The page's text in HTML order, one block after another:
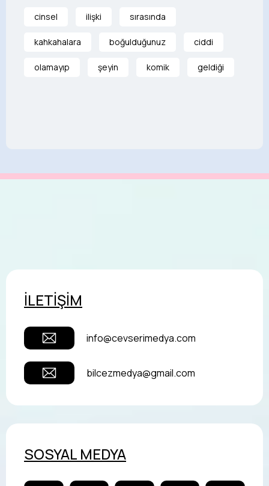
cinsel ilişki sırasında
kahkahalara boğulduğunuz ciddi
olamayıp şeyin komik geldiği
İLETİŞİM
info@cevserimedya.com
bilcezmedya@gmail.com
SOSYAL MEDYA